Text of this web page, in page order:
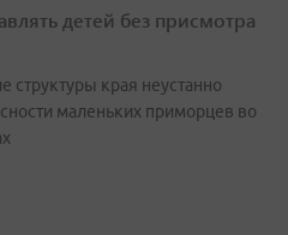
детей без присмотра
структуры края неустанно
маленьких приморцев во